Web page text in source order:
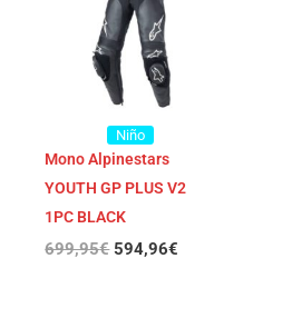
Niño
Mono Alpinestars
YOUTH GP PLUS V2
1PC BLACK
699,95€ 594,96€